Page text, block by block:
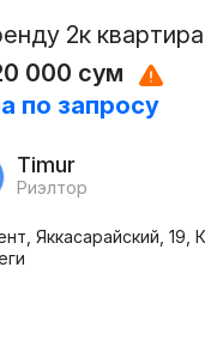
2к
000 сум
по запросу
Timur
Риэлтор
Яккасарайский, 19,